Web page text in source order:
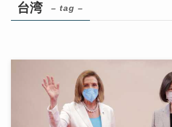
台湾 – tag –